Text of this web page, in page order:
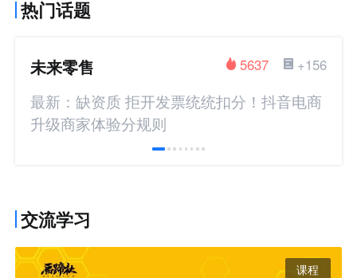
热门话题
未来零售 +156
5637
最新：缺资质 拒开发票统统扣分！抖音电商
升级商家体验分规则
交流学习
课程